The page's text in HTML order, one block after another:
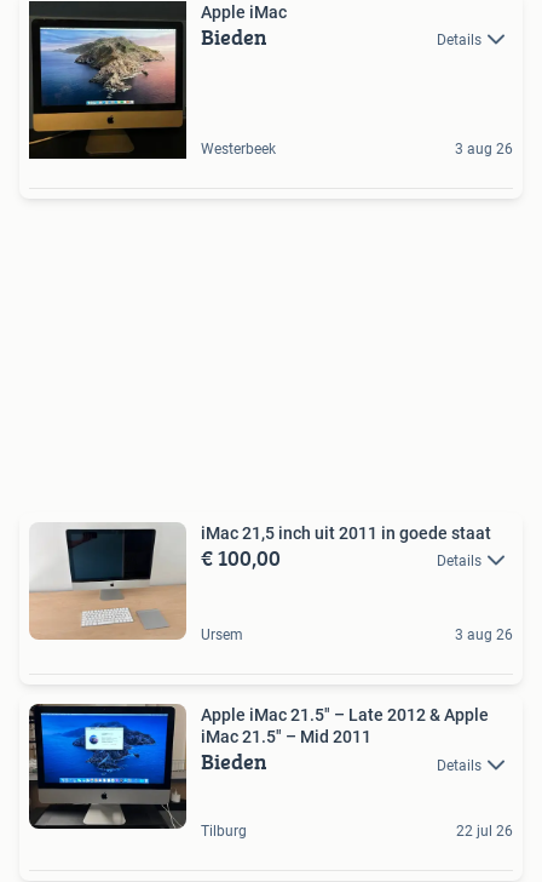
Apple iMac
Bieden Details
Westerbeek 3 aug 26
iMac 21,5 inch uit 2011 in goede staat
€ 100,00 Details
Ursem 3 aug 26
Apple iMac 21.5" – Late 2012 & Apple
iMac 21.5" – Mid 2011
Bieden Details
Tilburg 22 jul 26